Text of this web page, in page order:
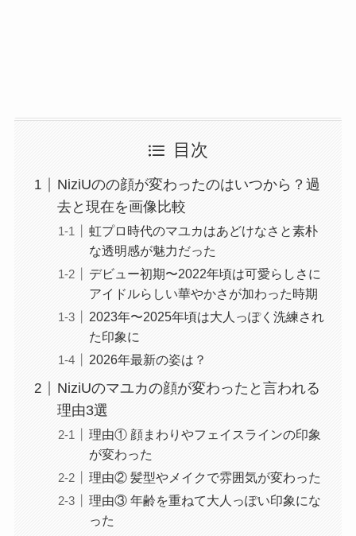
目次
NiziUのの顔が変わったのはいつから？過
去と現在を画像比較
虹プロ時代のマユカはあどけなさと素朴
な透明感が魅力だった
デビュー初期〜2022年頃は可愛らしさに
アイドルらしい華やかさが加わった時期
2023年〜2025年頃は大人っぽく洗練され
た印象に
2026年最新の姿は？
NiziUのマユカの顔が変わったと言われる
理由3選
理由① 顔まわりやフェイスラインの印象
が変わった
理由② 髪型やメイクで雰囲気が変わった
理由③ 年齢を重ねて大人っぽい印象にな
った